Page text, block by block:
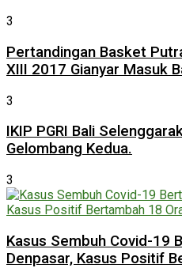
3
Pertandingan Basket
XIII 2017 Gianyar Masuk
3
IKIP PGRI Bali
Gelombang Kedua.
3
Kasus Sembuh Covid-19
Denpasar, Kasus Positif